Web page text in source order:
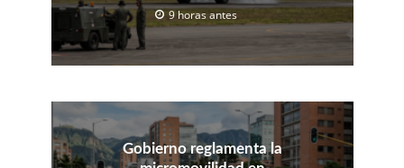
9 horas antes
Gobierno reglamenta la